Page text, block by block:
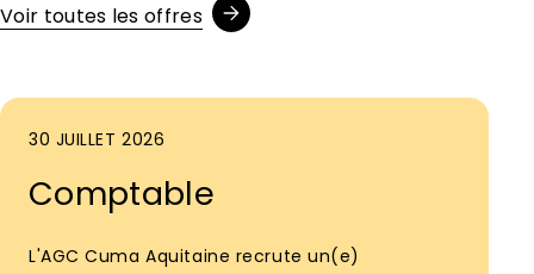
Voir toutes les offres
30 JUILLET 2026
Comptable
L'AGC Cuma Aquitaine recrute un(e)